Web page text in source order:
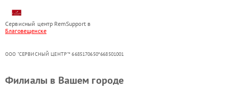
Сервисный центр RemSupport в
Благовещенске
ООО "СЕРВИСНЫЙ ЦЕНТР"* 6685170650*668501001
Филиалы в Вашем городе